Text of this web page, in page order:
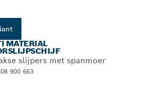
MATERIAL
slijpers met spanmoer
900 663